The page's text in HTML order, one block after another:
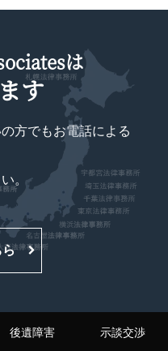
は
す
方でもお電話による
。
後遺障害 示談交渉